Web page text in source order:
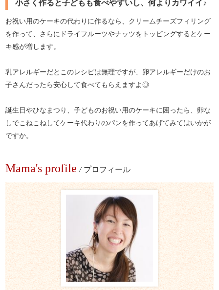
小さく作ると子どもも食べやすいし、何よりカワイイ♪
お祝い用のケーキの代わりに作るなら、クリームチーズフィリング
を作って、さらにドライフルーツやナッツをトッピングするとケー
キ感が増します。
乳アレルギーだとこのレシピは無理ですが、卵アレルギーだけのお
子さんだったら安心して食べてもらえますよ◎
誕生日やひなまつり、子どものお祝い用のケーキに困ったら、卵な
しでこねこねしてケーキ代わりのパンを作ってあげてみてはいかが
ですか。
Mama's profile / プロフィール